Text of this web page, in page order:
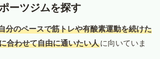
ーツジムを探す
分のペースで筋トレや有酸素運動を続けた
合わせて自由に通いたい人に向いていま